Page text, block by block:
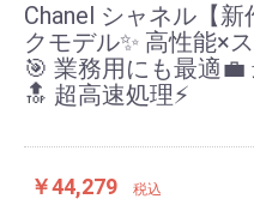
Chanel シャネル【
クモデル✨ 高性能×
🎯 業務用にも最適
🔝 超高速処理⚡
￥44,279 税込